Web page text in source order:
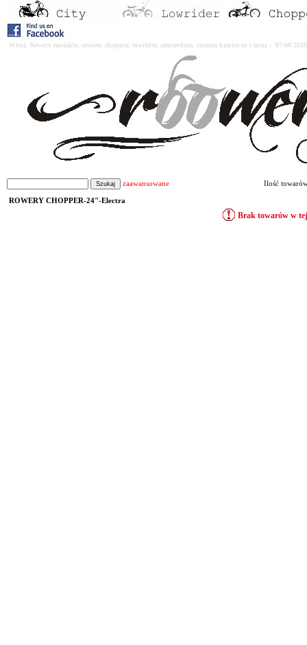
Witaj. Rowery miejskie, cruiser, chopper, lowrider, amsterdam, custom kupisz tu i teraz : 07-08-
zaawansowane Ilość
ROWERY CHOPPER-24"-Electra
Brak towarów w